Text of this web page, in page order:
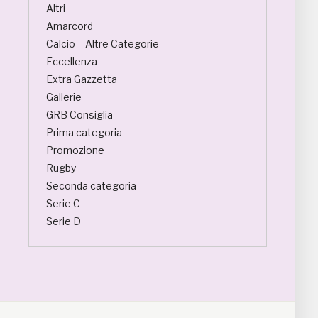
Altri
Amarcord
Calcio – Altre Categorie
Eccellenza
Extra Gazzetta
Gallerie
GRB Consiglia
Prima categoria
Promozione
Rugby
Seconda categoria
Serie C
Serie D